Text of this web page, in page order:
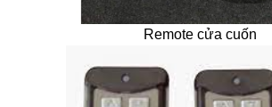
Remote cửa cuốn